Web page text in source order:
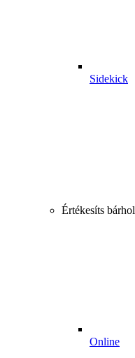
Sidekick
Értékesíts bárhol
Online